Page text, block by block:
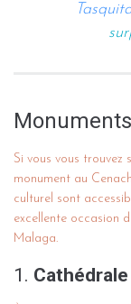
Si vous vous
monument au
culturel sont
excellente occasion
Malaga.
1.